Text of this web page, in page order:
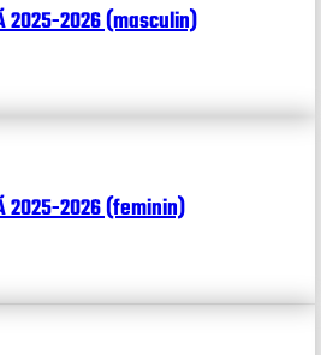
2025-2026 (masculin)
2025-2026 (feminin)